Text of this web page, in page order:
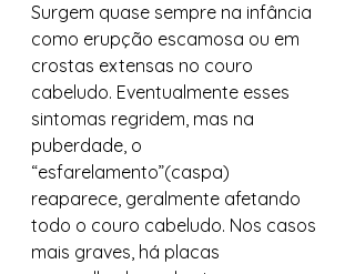
Surgem quase sempre na infância
como erupção escamosa ou em
crostas extensas no couro
cabeludo. Eventualmente esses
sintomas regridem, mas na
puberdade, o
“esfarelamento”(caspa)
reaparece, geralmente afetando
todo o couro cabeludo. Nos casos
mais graves, há placas